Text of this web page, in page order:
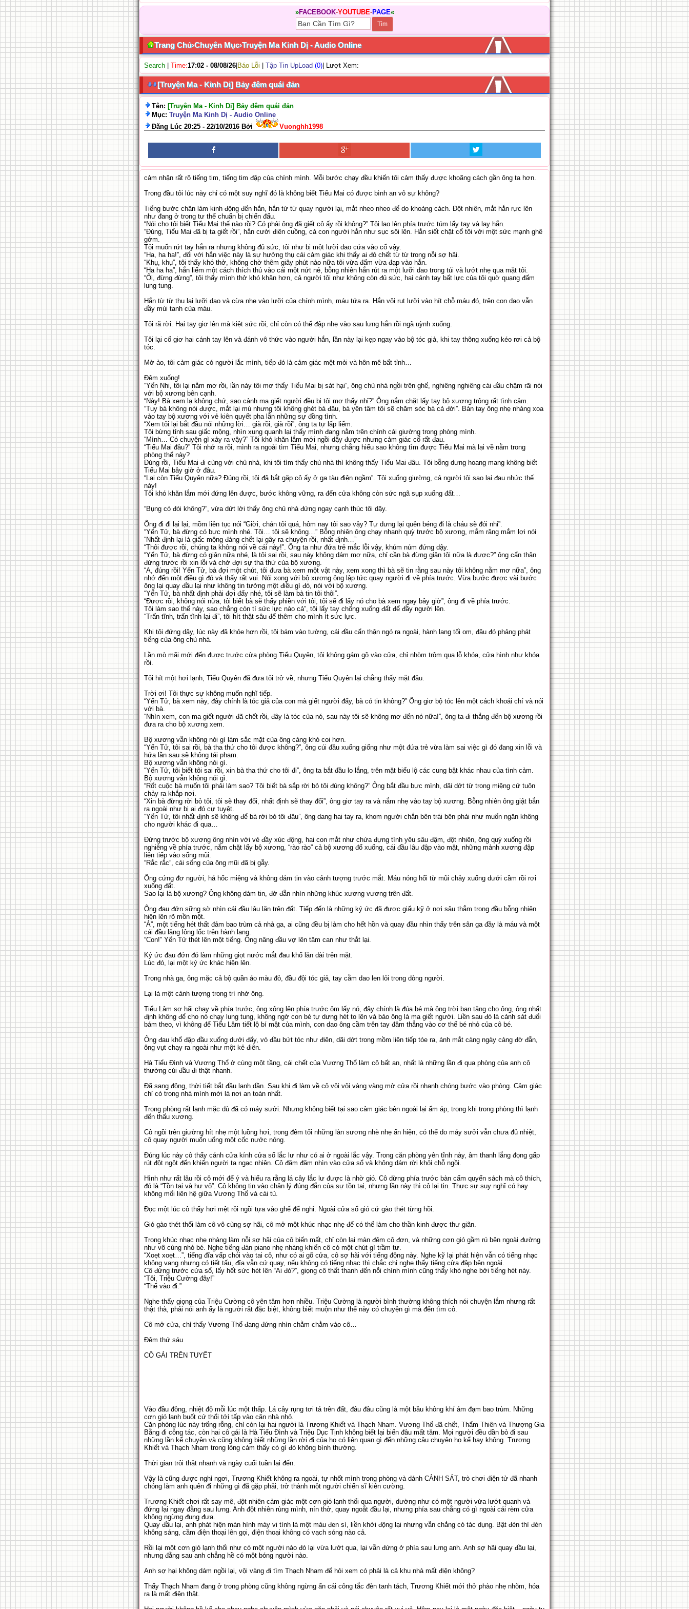
»FACEBOOK-YOUTUBE-PAGE«
Trang Chủ›Chuyên Mục›Truyện Ma Kinh Dị - Audio Online
Search Time:17:02 - 08/08/26 Báo Lỗi Tập Tin UpLoad (0) | Lượt Xem:
[Truyện Ma - Kinh Dị] Bảy đêm quái đản
Tên: [Truyện Ma - Kinh Dị] Bảy đêm quái đản
Mục: Truyện Ma Kinh Dị - Audio Online
Đăng Lúc 20:25 - 22/10/2016 Bởi
Vuonghh1998
cảm nhận rất rõ tiếng tim, tiếng tim đập của chính mình. Mỗi bước chạy đều khiến tôi cảm thấy được khoãng cách gần ông ta hơn.
Trong đầu tôi lúc này chỉ có một suy nghĩ đó là không biết Tiểu Mai có được bình an vô sự không?
Tiếng bước chân làm kinh động đến hắn, hắn từ từ quay người lại, mắt nheo nheo để do khoảng cách. Đột nhiên, mắt hắn rực lên
như đang ở trong tư thế chuẩn bị chiến đấu.
“Nói cho tôi biết Tiểu Mai thế nào rồi? Có phải ông đã giết cô ấy rồi không?” Tôi lao lên phía trước túm lấy tay và lay hắn.
“Đúng, Tiểu Mai đã bị ta giết rồi”, hắn cười điên cuồng, cả con người hắn như sục sôi lên. Hắn siết chặt cổ tôi với một sức mạnh ghê
gớm.
Tôi muốn rứt tay hắn ra nhưng không đủ sức, tôi như bị một lưỡi dao cứa vào cổ vậy.
“Ha, ha ha!”, đối với hắn việc này là sự hưởng thụ cái cảm giác khi thấy ai đó chết từ từ trong nỗi sợ hãi.
“Khụ, khụ”, tôi thấy khó thở, không chờ thêm giây phút nào nữa tôi vừa đấm vừa đạp vào hắn.
“Ha ha ha”, hắn liếm một cách thích thú vào cái một nứt nẻ, bỗng nhiên hắn rút ra một lưỡi dao trong túi và lướt nhẹ qua mặt tôi.
“Ối, đừng đừng”, tôi thấy mình thở khó khăn hơn, cả người tôi như không còn đủ sức, hai cánh tay bất lực của tôi quờ quạng đấm
lung tung.
Hắn từ từ thu lại lưỡi dao và cừa nhẹ vào lưỡi của chính mình, máu tứa ra. Hắn vội rụt lưỡi vào hít chỗ máu đó, trên con dao vẫn
đầy mùi tanh của máu.
Tôi rã rời. Hai tay giơ lên mà kiệt sức rồi, chỉ còn có thể đập nhẹ vào sau lưng hắn rồi ngã uỳnh xuống.
Tôi lại cố giơ hai cánh tay lên và đánh vô thức vào người hắn, lần này lại kẹp ngay vào bộ tóc giả, khi tay thõng xuống kéo rơi cả bộ
tóc.
Mờ ảo, tôi cảm giác có người lắc mình, tiếp đó là cảm giác mệt mỏi và hôn mê bất tỉnh…
Đêm xuống!
“Yến Nhi, tôi lại nằm mơ rồi, lần này tôi mơ thấy Tiểu Mai bị sát hại”, ông chủ nhà ngồi trên ghế, nghiêng nghiêng cái đầu chậm rãi nói
với bộ xương bên cạnh.
“Này! Bà xem lạ không chứ, sao cảnh ma giết người đều bị tôi mơ thấy nhỉ?” Ông nắm chặt lấy tay bộ xương trông rất tình cảm.
“Tuy bà không nói được, mắt lại mù nhưng tôi không ghét bà đâu, bà yên tâm tôi sẽ chăm sóc bà cả đời”. Bàn tay ông nhẹ nhàng xoa
vào tay bộ xương với vẻ kiên quyết pha lẫn những sự đồng tình.
“Xem tôi lại bắt đầu nói những lời… già rồi, già rồi”, ông ta tự lấp liếm.
Tôi bừng tỉnh sau giấc mộng, nhìn xung quanh lại thấy mình đang nằm trên chính cái giường trong phòng mình.
“Mình… Có chuyện gì xảy ra vậy?” Tôi khó khăn lắm mới ngồi dậy được nhưng cảm giác cổ rất đau.
“Tiểu Mai đâu?” Tôi nhớ ra rồi, mình ra ngoài tìm Tiểu Mai, nhưng chẳng hiểu sao không tìm được Tiểu Mai mà lại về nằm trong
phòng thế này?
Đúng rồi, Tiểu Mai đi cùng với chủ nhà, khi tôi tìm thấy chủ nhà thì không thấy Tiểu Mai đâu. Tôi bỗng dưng hoang mang không biết
Tiểu Mai bây giờ ở đâu.
“Lại còn Tiểu Quyên nữa? Đúng rồi, tôi đã bắt gặp cô ấy ở ga tàu điện ngầm”. Tôi xuống giường, cả người tôi sao lại đau nhức thế
này!
Tôi khó khăn lắm mới đứng lên được, bước không vững, ra đến cửa không còn sức ngã sụp xuống đất…
“Bụng có đói không?”, vừa dứt lời thấy ông chủ nhà đứng ngay cạnh thúc tôi dậy.
Ông đi đi lại lại, mồm liên tục nói “Giời, chán tôi quá, hôm nay tôi sao vậy? Tự dưng lại quên béng đi là cháu sẽ đói nhỉ”.
“Yến Tử, bà đừng có bực mình nhé. Tôi… tôi sẽ không…” Bỗng nhiên ông chạy nhạnh quỳ trước bộ xương, mắm răng mắm lợi nói
“Nhất định lại là giấc mộng đáng chết lại gây ra chuyện rồi, nhất định…”
“Thôi được rồi, chúng ta không nói về cái này!”. Ông ta như đứa trẻ mắc lỗi vậy, khúm núm đứng dậy.
“Yến Tử, bà đừng có giận nữa nhé, là tôi sai rồi, sau này không dám mơ nữa, chỉ cần bà đừng giận tôi nữa là được?” ông cẩn thận
đứng trước rồi xin lỗi và chờ đợi sự tha thứ của bộ xương.
“A, đúng rồi! Yến Tử, bà đợi một chút, tôi đưa bà xem một vật này, xem xong thì bà sẽ tin rằng sau này tôi không nằm mơ nữa”, ông
nhớ đến một điều gì đó và thấy rất vui. Nói xong với bộ xương ông lập tức quay người đi về phía trước. Vừa bước được vài bước
ông lại quay đầu lại như không tin tưởng một điều gì đó, nói với bộ xương.
“Yến Tử, bà nhất định phải đợi đấy nhé, tôi sẽ làm bà tin tôi thôi”.
“Được rồi, không nói nữa, tôi biết bà sẽ thấy phiền với tôi, tôi sẽ đi lấy nó cho bà xem ngay bây giờ”, ông đi về phía trước.
Tôi làm sao thế này, sao chẳng còn tí sức lực nào cả”, tôi lấy tay chống xuống đất để đầy người lên.
“Trấn tĩnh, trấn tĩnh lại đi”, tôi hít thật sâu để thêm cho mình ít sức lực.
Khi tôi đứng dậy, lúc này đã khỏe hơn rồi, tôi bám vào tường, cái đầu cẩn thận ngó ra ngoài, hành lang tối om, đâu đó phảng phát
tiếng của ông chủ nhà.
Lần mò mãi mới đến được trước cửa phòng Tiểu Quyên, tôi không gám gõ vào cửa, chỉ nhòm trộm qua lỗ khóa, cửa hình như khóa
rồi.
Tôi hít một hơi lạnh, Tiểu Quyên đã đưa tôi trở về, nhưng Tiểu Quyên lại chẳng thấy mặt đâu.
Trời ơi! Tôi thực sự không muốn nghĩ tiếp.
“Yến Tử, bà xem này, đây chính là tóc giả của con mà giết người đấy, bà có tin không?” Ông giơ bộ tóc lên một cách khoái chí và nói
với bà.
“Nhìn xem, con ma giết người đã chết rồi, đây là tóc của nó, sau này tôi sẽ không mơ đến nó nữa!”, ông ta đi thẳng đến bộ xương rồi
đưa ra cho bộ xương xem.
Bộ xương vẫn không nói gì làm sắc mặt của ông càng khó coi hơn.
“Yến Tử, tôi sai rồi, bà tha thứ cho tôi được không?”, ông cúi đầu xuống giống như một đứa trẻ vừa làm sai việc gì đó đang xin lỗi và
hứa lần sau sẽ không tái phạm.
Bộ xương vẫn không nói gì.
“Yến Tử, tôi biết tôi sai rồi, xin bà tha thứ cho tôi đi”, ông ta bắt đầu lo lắng, trên mặt biểu lộ các cung bật khác nhau của tình cảm.
Bộ xương vẫn không nói gì.
“Rốt cuộc bà muốn tôi phải làm sao? Tôi biết bà sắp rời bỏ tôi đúng không?” Ông bắt đầu bực mình, dãi dớt từ trong miệng cứ tuôn
chảy ra khắp nơi.
“Xin bà đừng rời bỏ tôi, tôi sẽ thay đổi, nhất định sẽ thay đổi”, ông giơ tay ra và nắm nhẹ vào tay bộ xương. Bỗng nhiên ông giật bắn
ra ngoài như bị ai đó cự tuyệt.
“Yến Tử, tôi nhất định sẽ không để bà rời bỏ tôi đâu”, ông dang hai tay ra, khom người chắn bên trái bên phải như muốn ngăn không
cho người khác đi qua…
Đứng trước bộ xương ông nhìn với vẻ đầy xúc động, hai con mắt như chứa đựng tình yêu sâu đậm, đột nhiên, ông quỳ xuống rồi
nghiêng về phía trước, nắm chặt lấy bộ xương, “rào rào” cả bộ xương đổ xuống, cái đầu lâu đập vào mặt, những mảnh xương đập
liên tiếp vào sống mũi.
“Rắc rắc”, cái sống của ông mũi đã bị gẫy.
Ông cứng đơ người, há hốc miệng và không dám tin vào cảnh tượng trước mắt. Máu nóng hổi từ mũi chảy xuống dưới cầm rồi rơi
xuống đất.
Sao lại là bộ xương? Ông không dám tin, đờ đẫn nhìn những khúc xương vương trên đất.
Ông đau đớn sững sờ nhìn cái đầu lâu lăn trên đất. Tiếp đến là những ký ức đã được giấu kỹ ở nơi sâu thẳm trong đầu bỗng nhiên
hiện lên rõ mồn một.
“Á”, một tiếng hét thất đảm bao trùm cả nhà ga, ai cũng đều bị làm cho hết hồn và quay đầu nhìn thấy trên sân ga đầy là máu và một
cái đầu lăng lông lốc trên hành lang.
“Con!” Yến Tử thét lên một tiếng. Ông nâng đầu vợ lên tâm can như thắt lại.
Ký ức đau đớn đó làm những giọt nước mắt đau khổ lăn dài trên mặt.
Lúc đó, lại một ký ức khác hiện lên.
Trong nhà ga, ông mặc cả bộ quần áo màu đỏ, đầu đội tóc giả, tay cằm dao len lỏi trong dòng người.
Lại là một cảnh tượng trong trí nhớ ông.
Tiểu Lâm sợ hãi chạy về phía trước, ông xông lên phía trước ôm lấy nó, đây chính là đúa bé mà ông trời ban tặng cho ông, ông nhất
định không để cho nó chạy lung tung, không ngờ con bé tự dưng hét to lên và bảo ông là ma giết người. Liền sau đó là cảnh sát đuổi
bám theo, vì không để Tiểu Lâm tiết lộ bí mật của mình, con dao ông cầm trên tay đâm thẳng vào cơ thể bé nhỏ của cô bé.
Ông đau khổ đập đầu xuống dưới đấy, vò đầu bứt tóc như điên, dãi dớt trong mồm liên tiếp tóe ra, ánh mắt càng ngày càng đờ đẫn,
ông vụt chạy ra ngoài như một kẻ điên.
Hà Tiểu Đình và Vương Thổ ở cùng một tầng, cái chết của Vương Thổ làm cô bất an, nhất là những lần đi qua phòng của anh cô
thường cúi đầu đi thật nhanh.
Đã sang đông, thời tiết bắt đầu lạnh dần. Sau khi đi làm về cô vội vội vàng vàng mở cửa rồi nhanh chóng bước vào phòng. Cảm giác
chỉ có trong nhà mình mới là nơi an toàn nhất.
Trong phòng rất lạnh mặc dù đã có máy sưởi. Nhưng không biết tại sao cảm giác bên ngoài lại ấm áp, trong khi trong phòng thì lạnh
đến thấu xương.
Cô ngồi trên giường hít nhẹ một luồng hơi, trong đêm tối những làn sương nhè nhẹ ẩn hiện, có thể do máy sưởi vẫn chưa đủ nhiệt,
cô quay người muốn uống một cốc nước nóng.
Đúng lúc này cô thấy cánh cửa kính cửa sổ lắc lư như có ai ở ngoài lắc vậy. Trong căn phòng yên tĩnh này, âm thanh lắng đọng gấp
rút đột ngột đến khiến người ta ngạc nhiên. Cô đăm đăm nhìn vào cửa sổ và không dám rời khỏi chỗ ngồi.
Hình như rất lâu rồi cô mới để ý và hiểu ra rằng lá cây lắc lư được là nhờ gió. Cô dừng phía trước bàn cẩm quyển sách mà cô thích,
đó là “Tồn tại và hư vô”. Cô không tin vào chân lý đúng đắn của sự tồn tại, nhưng lần này thì cô lại tin. Thực sự suy nghĩ có hay
không mối liên hệ giữa Vương Thổ và cái tủ.
Đọc một lúc cô thấy hơi mệt rồi ngồi tựa vào ghế để nghỉ. Ngoài cửa sổ gió cứ gào thét từng hồi.
Gió gào thét thổi làm cô vô cùng sợ hãi, cô mở một khúc nhạc nhẹ để có thể làm cho thần kinh được thư giãn.
Trong khúc nhạc nhẹ nhàng làm nỗi sợ hãi của cô biến mất, chỉ còn lại màn đêm cô đơn, và những cơn gió gầm rú bên ngoài đường
như vô cùng nhỏ bé. Nghe tiếng đàn piano nhẹ nhàng khiến cô có một chút gì trầm tư.
“Xoẹt xoẹt…”, tiếng đĩa vấp chói vào tai cô, như có ai gõ cửa, cô sợ hãi với tiếng động này. Nghe kỹ lại phát hiện vẫn có tiếng nhạc
không vang nhưng có tiết tấu, đĩa vẫn cứ quay, nếu không có tiếng nhạc thì chắc chỉ nghe thấy tiếng cửa đập bên ngoài.
Cô đứng trước cửa sổ, lấy hết sức hét lên “Ai đó?”, giọng cô thất thanh đến nỗi chính mình cũng thấy khó nghe bởi tiếng hét này.
“Tôi, Triệu Cường đây!”
“Thế vào đi.”
Nghe thấy giọng của Triệu Cường cô yên tâm hơn nhiều. Triệu Cường là người bình thường không thích nói chuyện lắm nhưng rất
thật thà, phải nói anh ấy là người rất đặc biệt, không biết muộn như thế này có chuyện gì mà đến tìm cô.
Cô mở cửa, chỉ thấy Vương Thổ đang đứng nhìn chằm chằm vào cô…
Đêm thứ sáu
CÔ GÁI TRÊN TUYẾT
Vào đầu đông, nhiệt độ mỗi lúc một thấp. Lá cây rụng tơi tả trên đất, đâu đâu cũng là một bầu không khí ảm đạm bao trùm. Những
cơn gió lạnh buốt cứ thổi tới tấp vào căn nhà nhỏ.
Căn phòng lúc này trống rỗng, chỉ còn lại hai người là Trương Khiết và Thạch Nham. Vương Thổ đã chết, Thẩm Thiên và Thượng Gia
Bằng đi công tác, còn hai cô gái là Hà Tiểu Đình và Triệu Dục Tịnh không biết lại biến đâu mất tăm. Mọi người đều dần bỏ đi sau
những lần kể chuyện và cũng không biết những lần rời đi của họ có liên quan gì đến những câu chuyện họ kể hay không. Trương
Khiết và Thạch Nham trong lòng cảm thấy có gì đó không bình thường.
Thời gian trôi thật nhanh và ngày cuối tuần lại đến.
Vậy là cũng được nghỉ ngơi, Trương Khiết không ra ngoài, tự nhốt mình trong phòng và dánh CẢNH SÁT, trò chơi điện tử đã nhanh
chóng làm anh quên đi những gì đã gặp phải, trở thành một người chiến sĩ kiên cường.
Trương Khiết chơi rất say mê, đột nhiên cảm giác một cơn gió lạnh thổi qua người, dường như có một người vừa lướt quanh và
đứng lại ngay đằng sau lưng. Anh đột nhiên rùng mình, nín thở, quay ngoắt đầu lại, nhưng phía sau chẳng có gì ngoài cái rèm cửa
không ngừng đung đưa.
Quay đầu lại, anh phát hiện màn hình máy vi tính là một màu đen sì, liền khởi động lại nhưng vẫn chẳng có tác dụng. Bật đèn thì đèn
không sáng, cầm điện thoại lên gọi, điện thoại không có vạch sóng nào cả.
Rồi lại một cơn gió lạnh thổi như có một người nào đó lại vừa lướt qua, lại vẫn đứng ở phía sau lưng anh. Anh sợ hãi quay đầu lại,
nhưng đằng sau anh chẳng hề có một bóng người nào.
Anh sợ hại không dám ngồi lại, vội vàng đi tìm Thạch Nham để hỏi xem có phải là cả khu nhà mất điện không?
Thấy Thạch Nham đang ở trong phòng cũng không ngừng ấn cái công tắc đèn tanh tách, Trương Khiết mới thở phào nhẹ nhõm, hóa
ra là mất điện thật.